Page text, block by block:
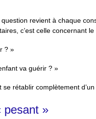
revient à chaque
c’est celle concernant
? »
va guérir ? »
se rétablir complètement
pesant »